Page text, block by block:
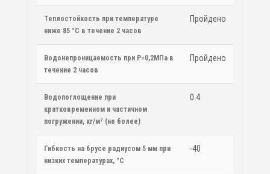
Теплостойкость при температуре
ниже 85 °С в течение 2 часов
Пройдено
Водонепроницаемость при Р=0,2МПа в
течение 2 часов
Пройдено
Водопоглощение при
кратковременном и частичном
погружении, кг/м² (не более)
0.4
Гибкость на брусе радиусом 5 мм при
низких температурах, °С
-40